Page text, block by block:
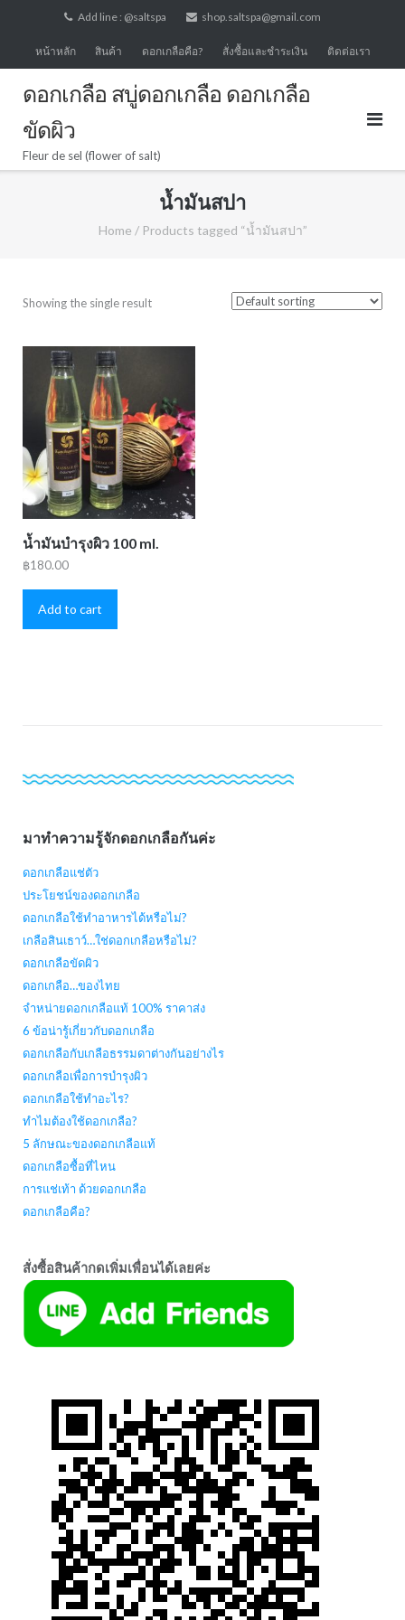
content
Add line : @saltspa shop.saltspa@gmail.com
หน้าหลัก สินค้า ดอกเกลือคือ? สั่งซื้อและชำระเงิน ติดต่อเรา
ดอกเกลือ สบู่ดอกเกลือ ดอกเกลือ
ขัดผิว
Fleur de sel (flower of salt)
น้ำมันสปา
Home / Products tagged “น้ำมันสปา”
Showing the single result
น้ำมันบำรุงผิว 100 ml.
฿180.00
Add to cart
มาทำความรู้จักดอกเกลือกันค่ะ
ดอกเกลือแช่ตัว
ประโยชน์ของดอกเกลือ
ดอกเกลือใช้ทำอาหารได้หรือไม่?
เกลือสินเธาว์…ใช่ดอกเกลือหรือไม่?
ดอกเกลือขัดผิว
ดอกเกลือ…ของไทย
จำหน่ายดอกเกลือแท้ 100% ราคาส่ง
6 ข้อน่ารู้เกี่ยวกับดอกเกลือ
ดอกเกลือกับเกลือธรรมดาต่างกันอย่างไร
ดอกเกลือเพื่อการบำรุงผิว
ดอกเกลือใช้ทำอะไร?
ทำไมต้องใช้ดอกเกลือ?
5 ลักษณะของดอกเกลือแท้
ดอกเกลือซื้อที่ไหน
การแช่เท้า ด้วยดอกเกลือ
ดอกเกลือคือ?
สั่งซื้อสินค้ากดเพิ่มเพื่อนได้เลยค่ะ